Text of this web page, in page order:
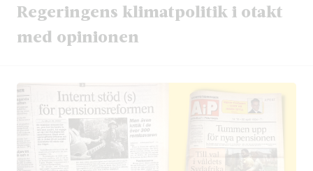
Regeringens klimatpolitik i otakt
med opinionen